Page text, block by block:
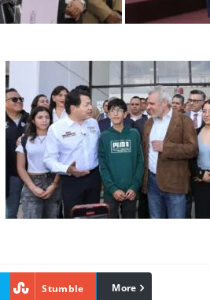
Stumble linkedin
More